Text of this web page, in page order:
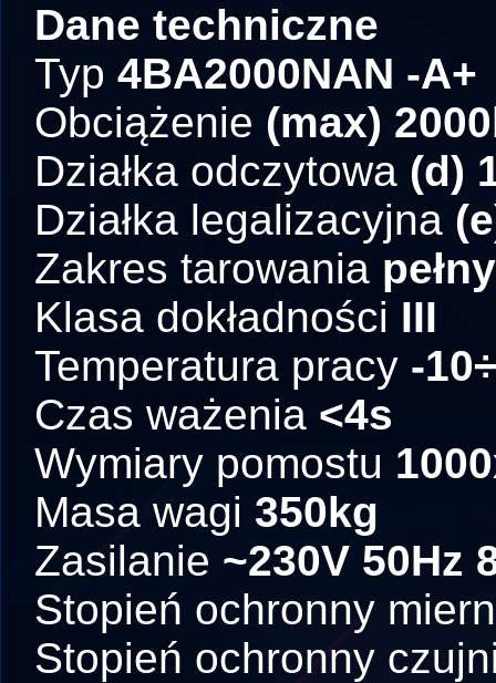
Dane techniczne
Typ 4BA2000NAN -A+
Obciążenie (max)
Działka odczytowa (d)
Działka legalizacyjna
Zakres tarowania pełny
Klasa dokładności III
Temperatura pracy -
Czas ważenia <4s
Wymiary pomostu
Masa wagi 350kg
Zasilanie ~230V 50Hz
Stopień ochronny
Stopień ochronny